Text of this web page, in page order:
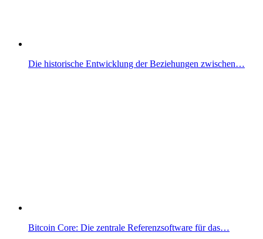
Die historische Entwicklung der Beziehungen zwischen…
Bitcoin Core: Die zentrale Referenzsoftware für das…